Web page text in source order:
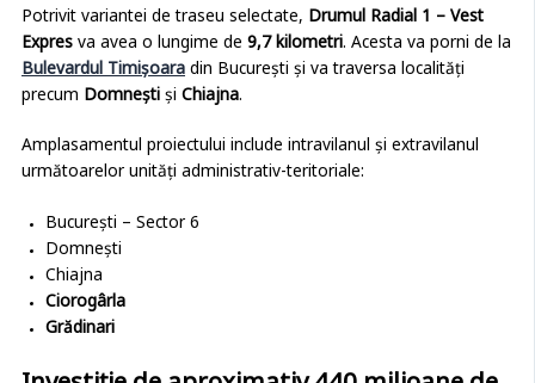
Potrivit variantei de traseu selectate, Drumul Radial 1 – Vest
Expres va avea o lungime de 9,7 kilometri. Acesta va porni de la
Bulevardul Timișoara din București și va traversa localități
precum Domnești și Chiajna.
Amplasamentul proiectului include intravilanul și extravilanul
următoarelor unități administrativ-teritoriale:
București – Sector 6
Domnești
Chiajna
Ciorogârla
Grădinari